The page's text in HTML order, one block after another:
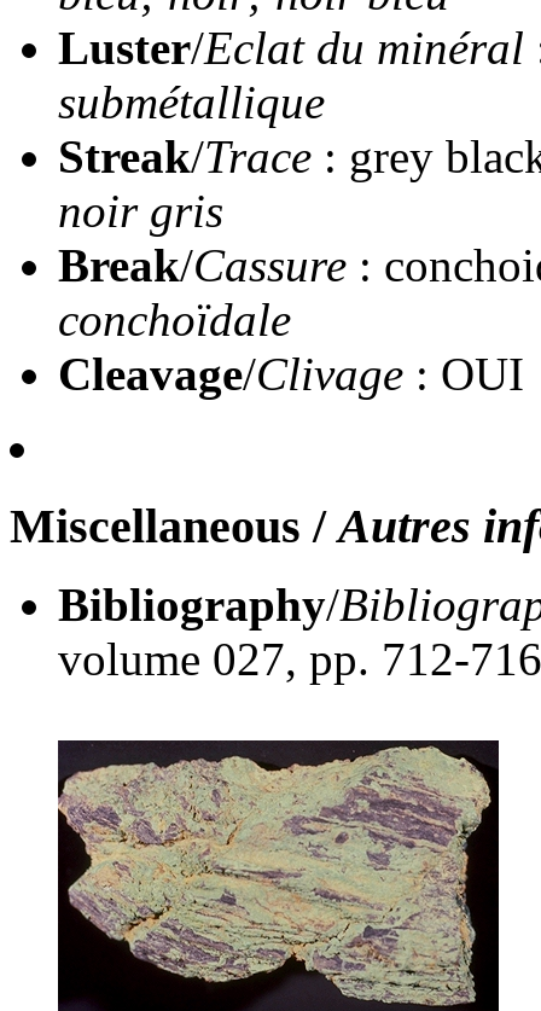
Luster/Eclat du minéral
submétallique
Streak/Trace : grey
noir gris
Break/Cassure :
conchoïdale
Cleavage/Clivage : OUI
Miscellaneous /Autres
Bibliography/
volume 027, pp. 712-